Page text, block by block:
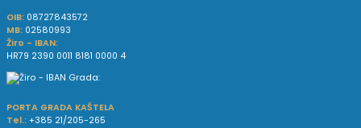
OIB: 08727843572
MB: 02580993
Žiro - IBAN:
HR79 2390 0011 8181 0000 4
PORTA GRADA KAŠTELA
Tel.: +385 21/205-265